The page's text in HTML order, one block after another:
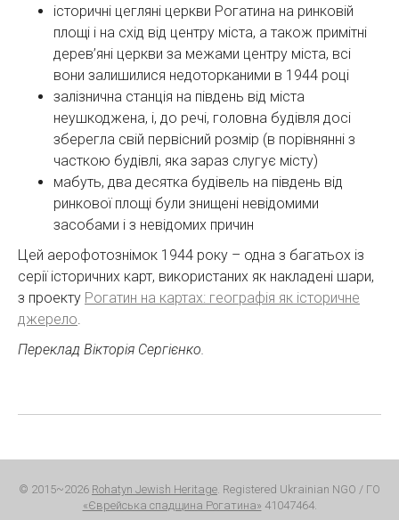
історичні цегляні церкви Рогатина на ринковій
площі і на схід від центру міста, а також примітні
дерев’яні церкви за межами центру міста, всі
вони залишилися недоторканими в 1944 році
залізнична станція на південь від міста
неушкоджена, і, до речі, головна будівля досі
зберегла свій первісний розмір (в порівнянні з
часткою будівлі, яка зараз слугує місту)
мабуть, два десятка будівель на південь від
ринкової площі були знищені невідомими
засобами і з невідомих причин
Цей аерофотознімок 1944 року – одна з багатьох із
серії історичних карт, використаних як накладені шари,
з проекту Рогатин на картах: географія як історичне
джерело.
Переклад Вікторія Сергієнко.
© 2015~2026 Rohatyn Jewish Heritage. Registered Ukrainian NGO / ГО
«Єврейська спадщина Рогатина» 41047464.